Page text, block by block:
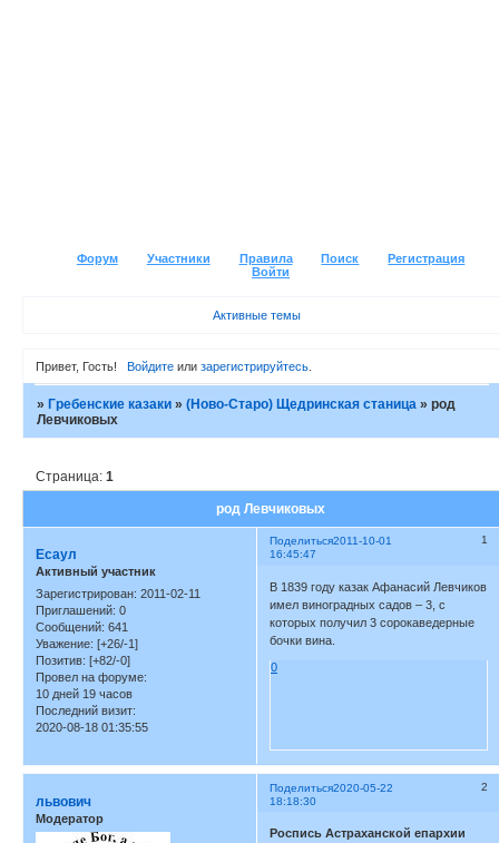
Форум Участники Правила Поиск
Регистрация
Войти
Активные темы
Привет, Гость! Войдитеили зарегистрируйтесь.
»Гребенские казаки »(Ново-Старо) Щедринская станица »род
Левчиковых
род Левчиковых
Страница:1
Поделиться 1
2011-10-01
16:45:47
Есаул
Активный участник
Зарегистрирован: 2011-02-11
Приглашений: 0
Сообщений: 641
Уважение: [+26/-1]
Позитив: [+82/-0]
Провел на форуме:
10 дней 19 часов
Последний визит:
2020-08-18 01:35:55
В 1839 году казак Афанасий Левчиков
имел виноградных садов – 3, с
которых получил 3 сорокаведерные
бочки вина.
0
Поделиться 2
2020-05-22
18:18:30
львович
Модератор
Роспись Астраханской епархии